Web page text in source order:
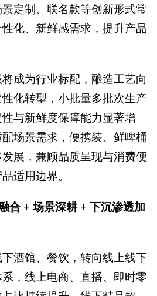
定制、联名款等创新形式常
化、新鲜感需求，提升产品
成为行业标配，酿造工艺向
化转型，小批量多批次生产
与新鲜度保障能力显著增
场景需求，便携装、鲜啤桶
展，兼顾品质呈现与消费便
适用边界。
合 + 场景深耕 + 下沉渗透加
酒馆、餐饮，转向线上线下
，线上电商、直播、即时零